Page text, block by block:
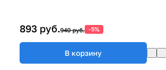
893 руб.940 руб. -5%
В корзину